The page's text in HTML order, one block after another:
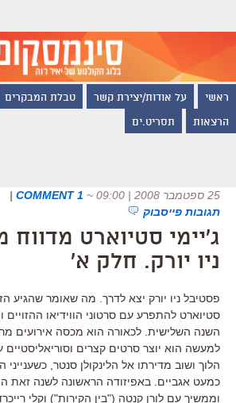
ראשי על אודות/יצירת קשר טבלת המבקרים
הרצאות תסריט.ים
25 ספטמבר 2008 | 09:00 ~
1 COMMENT
|
תגובות פייסבוק
ג'יימי סטיוארט מדווח
ניו יורק. חלק א'
פסטיבל ניו יורק יצא לדרך. מה שאומר שהגיע
סטיוארט להתפרע עם סרטוני הווידיאו ההזויים
השנה השלישית. לכאורה הוא מכסה אירועים
למעשה הוא יוצר סרטים קצרים
הלוך ושוב מדירתו אל הלינקולן סנטר,
כמעט אגביים. באפיזודה הראשונה לשנה זאת
וממשיך עם לורן קנטה ("בין הקירות") וקלי